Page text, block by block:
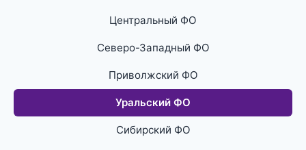
Центральный ФО
Северо-Западный ФО
Приволжский ФО
Уральский ФО
Сибирский ФО